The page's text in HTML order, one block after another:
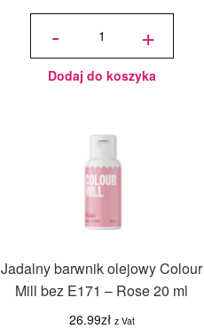
-
ilość
olejowy
Colour
E171 -
Red 20
+
Dodaj do koszyka
Jadalny barwnik olejowy Colour
Mill bez E171 – Rose 20 ml
26.99zł z Vat